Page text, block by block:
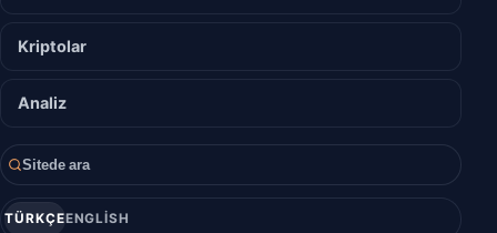
Kriptolar
Analiz
Sitede ara
TÜRKÇEENGLISH